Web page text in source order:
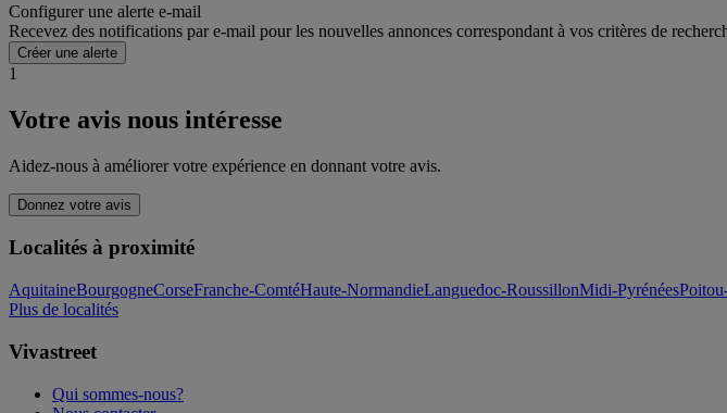
Configurer une alerte e-mail
Recevez des notifications par e-mail pour les nouvelles annonces correspondant à vos critères de
Créer une alerte
1
Votre avis nous intéresse
Aidez-nous à améliorer votre expérience en donnant votre avis.
Donnez votre avis
Localités à proximité
AquitaineBourgogneCorseFranche-ComtéHaute-NormandieLanguedoc-RoussillonMidi-Pyrénées
Plus de localités
Vivastreet
Qui sommes-nous?